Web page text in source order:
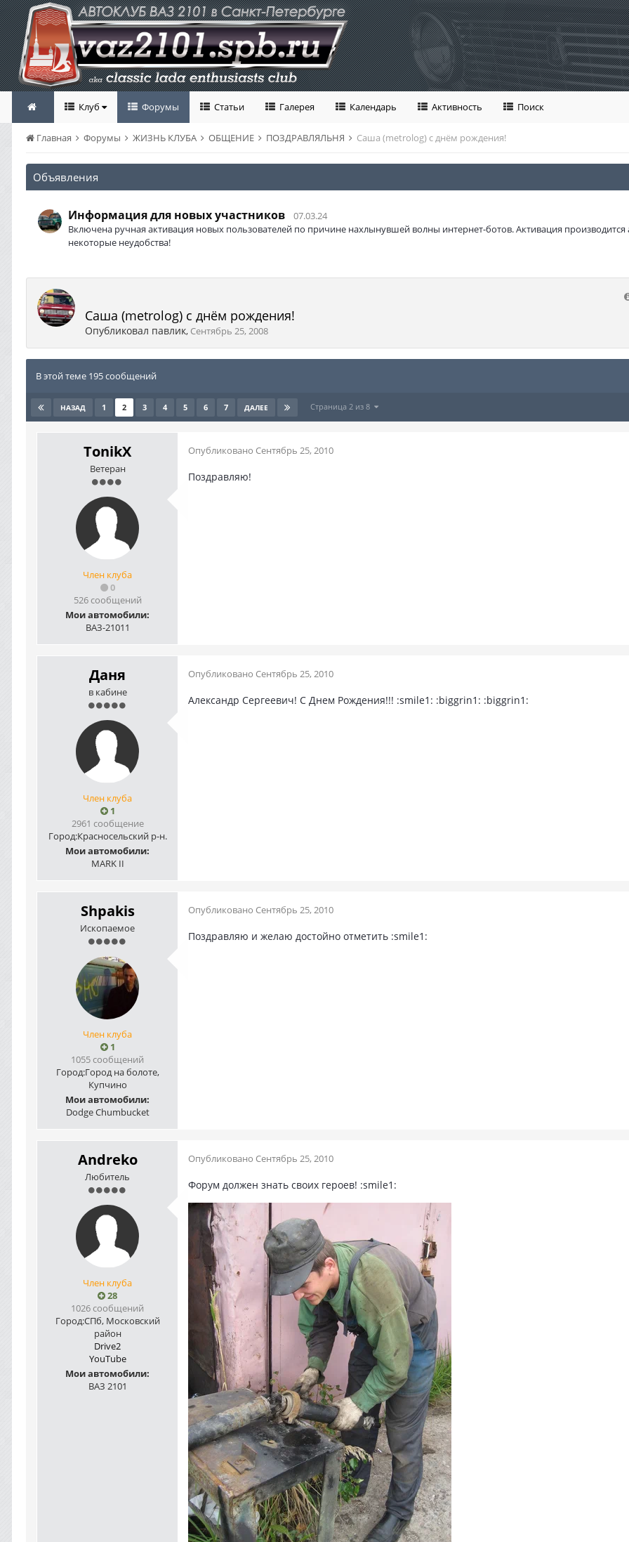
Клуб Форумы Статьи Галерея Календарь Активность Поиск
Главная Форумы ЖИЗНЬ КЛУБА ОБЩЕНИЕ ПОЗДРАВЛЯЛЬНЯ Саша (metrolog) с днём рождения!
Объявления
Информация для новых участников
07.03.24
Включена ручная активация новых пользователей по причине нахлынувшей волны интернет-ботов. Активация
некоторые неудобства!
Саша (metrolog) с днём рождения!
Опубликовал павлик, Сентябрь 25, 2008
В этой теме 195 сообщений
НАЗАД 1 2 3 4 5 6 7 ДАЛЕЕ Страница 2 из 8
TonikX
Ветеран
Член клуба
0
526 сообщений
Мои автомобили:
ВАЗ-21011
Опубликовано Сентябрь 25, 2010
Поздравляю!
Даня
в кабине
Член клуба
1
2961 сообщение
Город:Красносельский р-н.
Мои автомобили:
MARK II
Опубликовано Сентябрь 25, 2010
Александр Сергеевич! С Днем Рождения!!! :smile1: :biggrin1: :biggrin1:
Shpakis
Ископаемое
Член клуба
1
1055 сообщений
Город:Город на болоте,
Купчино
Мои автомобили:
Dodge Chumbucket
Опубликовано Сентябрь 25, 2010
Поздравляю и желаю достойно отметить :smile1:
Andreko
Любитель
Член клуба
28
1026 сообщений
Город:СПб, Московский
район
Drive2
YouTube
Мои автомобили:
ВАЗ 2101
Опубликовано Сентябрь 25, 2010
Форум должен знать своих героев! :smile1: